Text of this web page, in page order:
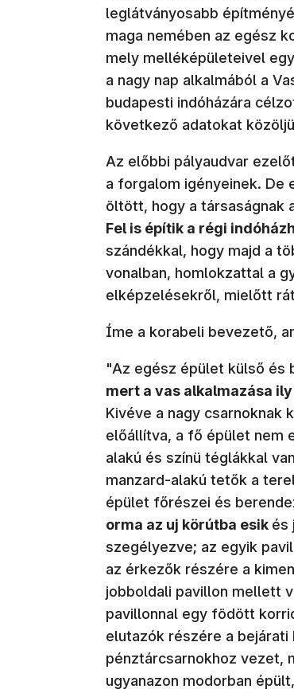
leglátványosabb
maga nemében az egész
mely melléképületeivel
a nagy nap alkalmából a
budapesti indóházára
következő adatokat
Az előbbi pályaudvar
a forgalom igényeinek. De
öltött, hogy a társaságnak
Fel is építik a régi
szándékkal, hogy majd a
vonalban, homlokzattal a
elképzelésekről, mielőtt
Íme a korabeli bevezető,
"Az egész épület külső és
mert a vas alkalmazása
Kivéve a nagy csarnoknak
előállítva, a fő épület nem
alakú és színü téglákkal
manzard-alakú tetők a
épület főrészei és
orma az uj körútba esik és
szegélyezve; az egyik
az érkezők részére a
jobboldali pavillon mellett
pavillonnal egy födött
elutazók részére a bejárati
pénztárcsarnokhoz vezet,
ugyanazon modorban